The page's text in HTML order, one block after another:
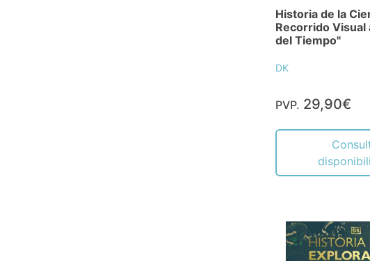
Historia de la
Recorrido Visual
del Tiempo"
DK
PVP. 29,90€